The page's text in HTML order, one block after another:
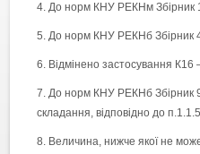
До норм КНУ РЕКНм Збірник
До норм КНУ РЕКНб Збірник
Відмінено застосування
До норм КНУ РЕКНб Збірник 9
складання, відповідно до
Величина, нижче якої не